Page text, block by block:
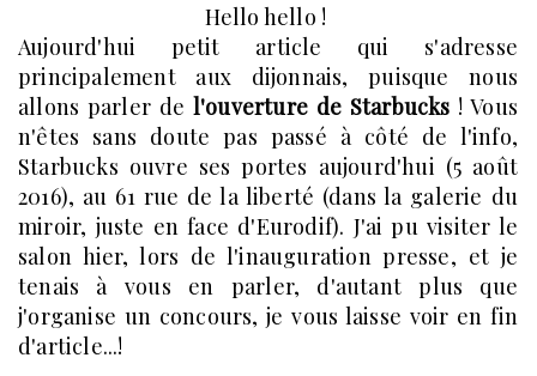
Hello hello !
Aujourd'hui petit article qui s'adresse
principalement aux dijonnais, puisque nous
allons parler de l'ouverture de Starbucks ! Vous
n'êtes sans doute pas passé à côté de l'info,
Starbucks ouvre ses portes aujourd'hui (5 août
2016), au 61 rue de la liberté (dans la galerie du
miroir, juste en face d'Eurodif). J'ai pu visiter le
salon hier, lors de l'inauguration presse, et je
tenais à vous en parler, d'autant plus que
j'organise un concours, je vous laisse voir en fin
d'article...!